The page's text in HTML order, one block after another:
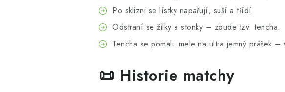
Po sklizni se lístky napařují, suší a třídí.
Odstraní se žilky a stonky – zbude tzv. tencha.
Tencha se pomalu mele na ultra jemný prášek –
📜 Historie matchy